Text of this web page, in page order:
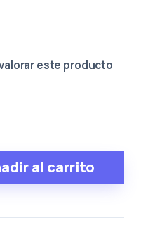
este producto
al carrito